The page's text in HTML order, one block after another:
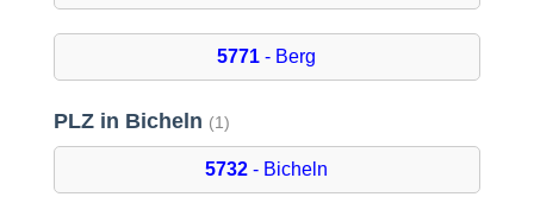
5771 - Berg
PLZ in Bicheln (1)
5732 - Bicheln